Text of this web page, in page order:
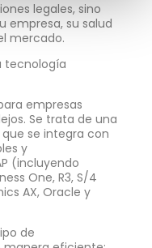
legales, sino
empresa, su salud
mercado.
tecnología
empresas
Se trata de una
se integra con
y
(incluyendo
One, R3, S/4
AX, Oracle y
de